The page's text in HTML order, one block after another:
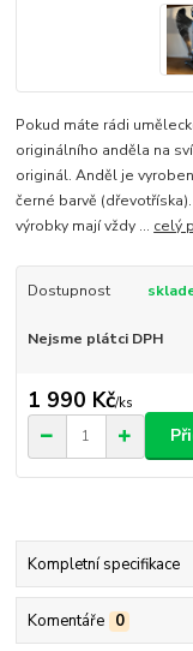
Pokud máte rádi
originálního anděla na
originál. Anděl je
černé barvě
výrobky mají vždy ... celý
Dostupnost
Nejsme plátci DPH
1 990 Kč/ks
Kompletní specifikace
Komentáře 0